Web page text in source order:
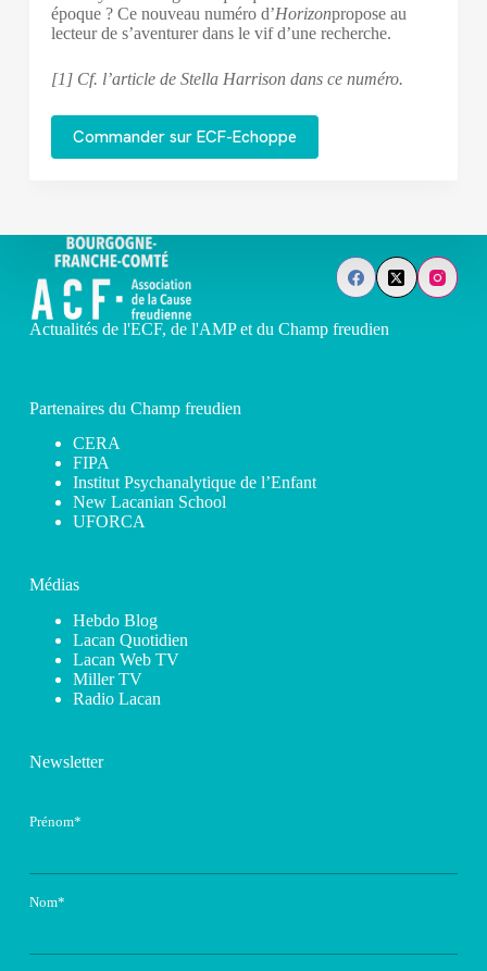
époque ? Ce nouveau numéro d’Horizonpropose au
lecteur de s’aventurer dans le vif d’une recherche.
[1] Cf. l’article de Stella Harrison dans ce numéro.
Commander sur ECF-Echoppe
Actualités de l'ECF, de l'AMP et du Champ freudien
Partenaires du Champ freudien
CERA
FIPA
Institut Psychanalytique de l’Enfant
New Lacanian School
UFORCA
Médias
Hebdo Blog
Lacan Quotidien
Lacan Web TV
Miller TV
Radio Lacan
Newsletter
Prénom*
Nom*